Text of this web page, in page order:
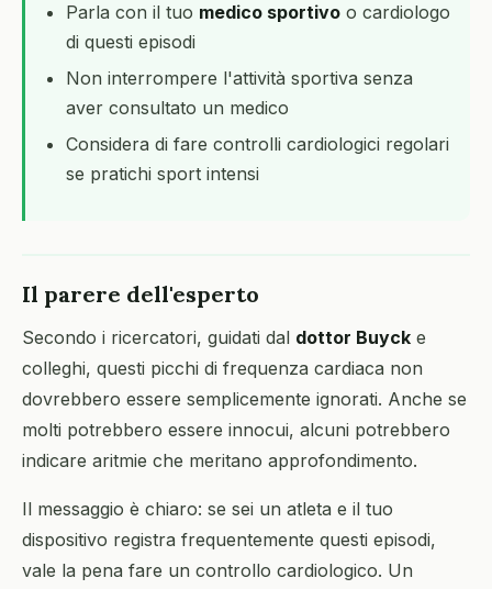
Parla con il tuo medico sportivo o cardiologo
di questi episodi
Non interrompere l'attività sportiva senza
aver consultato un medico
Considera di fare controlli cardiologici regolari
se pratichi sport intensi
Il parere dell'esperto
Secondo i ricercatori, guidati dal dottor Buyck e
colleghi, questi picchi di frequenza cardiaca non
dovrebbero essere semplicemente ignorati. Anche se
molti potrebbero essere innocui, alcuni potrebbero
indicare aritmie che meritano approfondimento.
Il messaggio è chiaro: se sei un atleta e il tuo
dispositivo registra frequentemente questi episodi,
vale la pena fare un controllo cardiologico. Un